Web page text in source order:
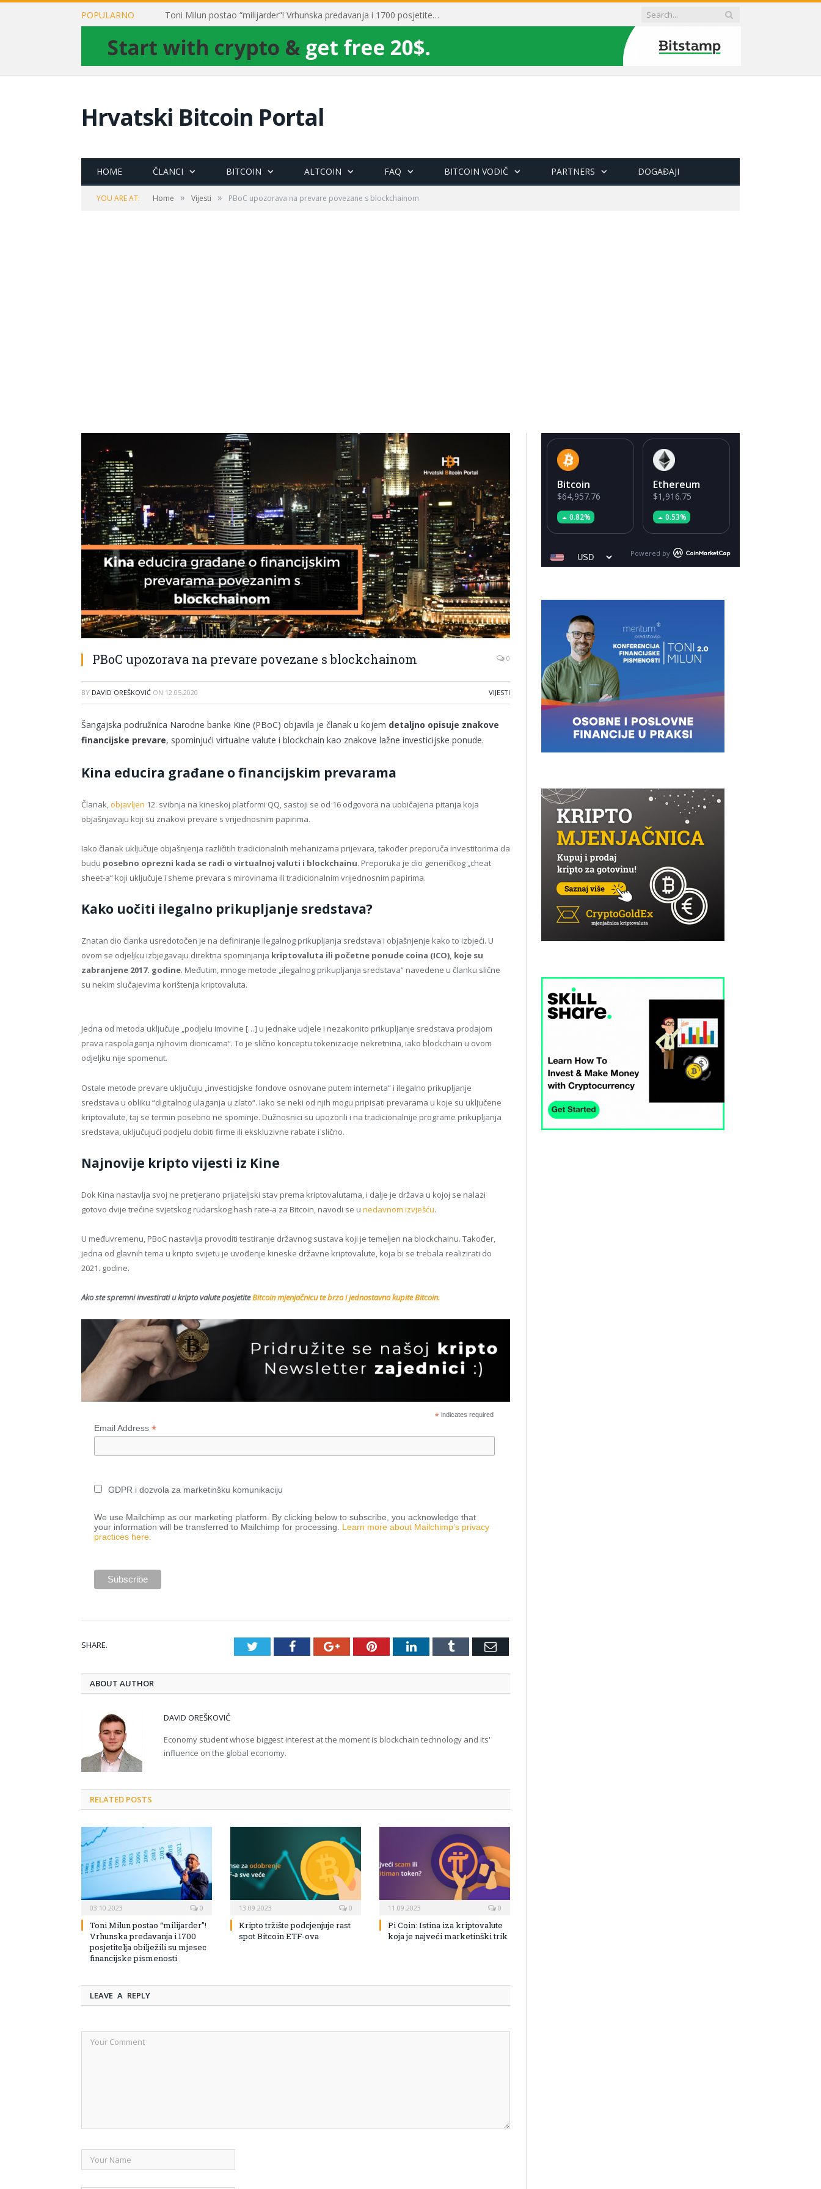
POPULARNO Toni Milun postao “milijarder”! Vrhunska predavanja i 1700 posjetitelja obilježili su mjesec financijske pismenosti
Hrvatski Bitcoin Portal
HOME ČLANCI BITCOIN ALTCOIN FAQ BITCOIN VODIČ PARTNERS DOGAĐAJI
YOU ARE AT: Home » Vijesti » PBoC upozorava na prevare povezane s blockchainom
PBoC upozorava na prevare povezane s blockchainom 0
BY DAVID OREŠKOVIĆ ON 12.05.2020 VIJESTI
Šangajska podružnica Narodne banke Kine (PBoC) objavila je članak u kojem detaljno opisuje znakove
financijske prevare, spominjući virtualne valute i blockchain kao znakove lažne investicijske ponude.
Kina educira građane o financijskim prevarama
Članak,objavljen 12. svibnja na kineskoj platformi QQ, sastoji se od 16 odgovora na uobičajena pitanja koja
objašnjavaju koji su znakovi prevare s vrijednosnim papirima.
Iako članak uključuje objašnjenja različitih tradicionalnih mehanizama prijevara, također preporuča investitorima da
budu posebno oprezni kada se radi o virtualnoj valuti i blockchainu. Preporuka je dio generičkog „cheat
sheet-a“ koji uključuje i sheme prevara s mirovinama ili tradicionalnim vrijednosnim papirima.
Kako uočiti ilegalno prikupljanje sredstava?
Znatan dio članka usredotočen je na definiranje ilegalnog prikupljanja sredstava i objašnjenje kako to izbjeći. U
ovom se odjeljku izbjegavaju direktna spominjanja kriptovaluta ili početne ponude coina (ICO), koje su
zabranjene 2017. godine. Međutim, mnoge metode „ilegalnog prikupljanja sredstava“ navedene u članku slične
su nekim slučajevima korištenja kriptovaluta.
Jedna od metoda uključuje „podjelu imovine […] u jednake udjele i nezakonito prikupljanje sredstava prodajom
prava raspolaganja njihovim dionicama“. To je slično konceptu tokenizacije nekretnina, iako blockchain u ovom
odjeljku nije spomenut.
Ostale metode prevare uključuju „investicijske fondove osnovane putem interneta“ i ilegalno prikupljanje
sredstava u obliku “digitalnog ulaganja u zlato“. Iako se neki od njih mogu pripisati prevarama u koje su uključene
kriptovalute, taj se termin posebno ne spominje. Dužnosnici su upozorili i na tradicionalnije programe prikupljanja
sredstava, uključujući podjelu dobiti firme ili ekskluzivne rabate i slično.
Najnovije kripto vijesti iz Kine
Dok Kina nastavlja svoj ne pretjerano prijateljski stav prema kriptovalutama, i dalje je država u kojoj se nalazi
gotovo dvije trećine svjetskog rudarskog hash rate-a za Bitcoin, navodi se u nedavnom izvješću.
U međuvremenu, PBoC nastavlja provoditi testiranje državnog sustava koji je temeljen na blockchainu. Također,
jedna od glavnih tema u kripto svijetu je uvođenje kineske državne kriptovalute, koja bi se trebala realizirati do
2021. godine.
Ako ste spremni investirati u kripto valute posjetiteBitcoin mjenjačnicu te brzo i jednostavno kupite Bitcoin.
*indicates required
Email Address*
GDPR i dozvola za marketinšku komunikaciju
We use Mailchimp as our marketing platform. By clicking below to subscribe, you acknowledge that
your information will be transferred to Mailchimp for processing. Learn more about Mailchimp’s privacy
practices here.
SHARE. TwitterFacebookGoogle+PinterestLinkedInTumblr Email
ABOUT AUTHOR
DAVID OREŠKOVIĆ
Economy student whose biggest interest at the moment is blockchain technology and its'
influence on the global economy.
RELATED POSTS
03.10.2023 0
Toni Milun postao “milijarder”!
Vrhunska predavanja i 1700
posjetitelja obilježili su mjesec
financijske pismenosti
13.09.2023 0
Kripto tržište podcjenjuje rast
spot Bitcoin ETF-ova
11.09.2023 0
Pi Coin: Istina iza kriptovalute
koja je najveći marketinški trik
LEAVE A REPLY
Bitcoin
$64,957.76
0.82%
Ethereum
$1,916.75
0.53%
Powered by